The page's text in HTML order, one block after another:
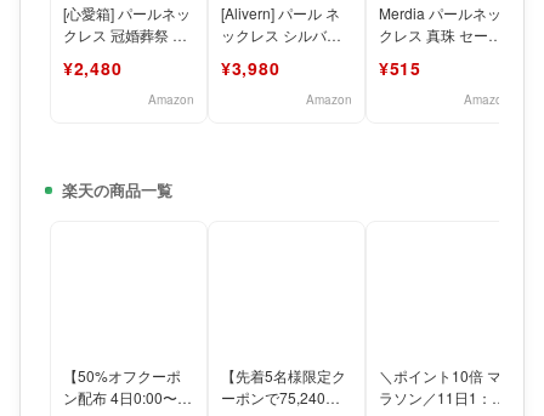
[心愛箱] パールネッ
クレス 冠婚葬祭 日
マル レディース
¥2,480
Amazon
[Alivern] パール ネ
ックレス シルバー
ネックレス
¥3,980
Amazon
Merdia パールネッ
クレス 真珠 セータ
ネックレス 高人気
¥515
Amazon
楽天の商品一覧
【50%オフクーポ
ン配布 4日0:00〜12
【先着5名様限定ク
ーポンで75,240円
＼ポイント10倍 マ
ラソン／11日1：59